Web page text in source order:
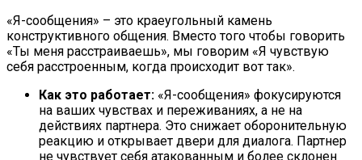
«Я-сообщения» – это краеугольный камень
конструктивного общения. Вместо того чтобы говорить
«Ты меня расстраиваешь», мы говорим «Я чувствую
себя расстроенным, когда происходит вот так».
Как это работает: «Я-сообщения» фокусируются
на ваших чувствах и переживаниях, а не на
действиях партнера. Это снижает оборонительную
реакцию и открывает двери для диалога. Партнер
не чувствует себя атакованным и более склонен